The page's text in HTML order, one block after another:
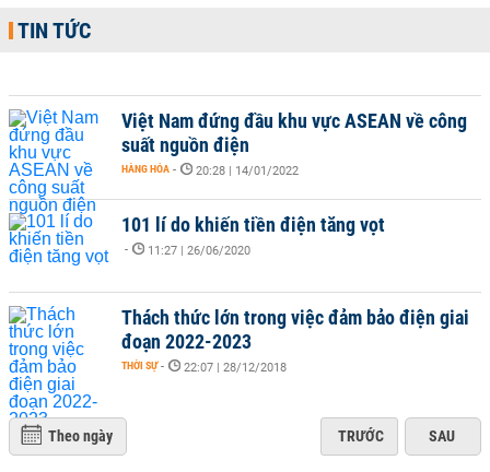
TIN TỨC
Việt Nam đứng đầu khu vực ASEAN về công
suất nguồn điện
HÀNG HÓA - 20:28 | 14/01/2022
101 lí do khiến tiền điện tăng vọt
- 11:27 | 26/06/2020
Thách thức lớn trong việc đảm bảo điện giai
đoạn 2022-2023
THỜI SỰ - 22:07 | 28/12/2018
Theo ngày TRƯỚC SAU